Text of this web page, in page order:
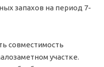
запахов на период 7-
совместимость
участке.